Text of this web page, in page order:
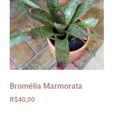
Bromélia Marmorata
R$40,00